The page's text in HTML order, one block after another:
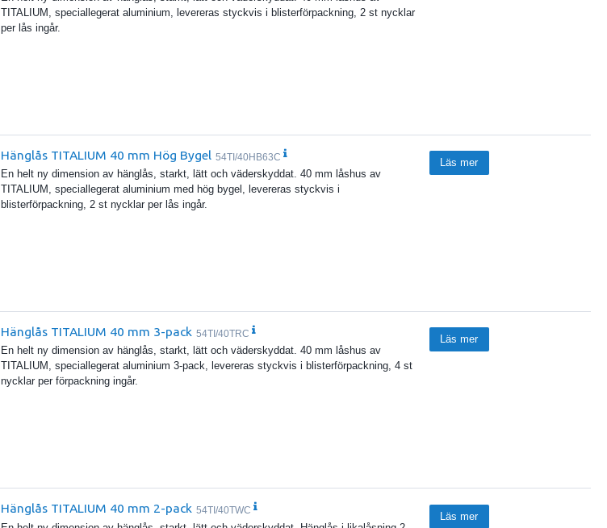
TITALIUM, speciallegerat aluminium, levereras styckvis i blisterförpackning, 2 st nycklar
per lås ingår.
Hänglås TITALIUM 40 mm Hög Bygel 54TI/40HB63C
En helt ny dimension av hänglås, starkt, lätt och väderskyddat. 40 mm låshus av
TITALIUM, speciallegerat aluminium med hög bygel, levereras styckvis i
blisterförpackning, 2 st nycklar per lås ingår.
Läs mer
Hänglås TITALIUM 40 mm 3-pack 54TI/40TRC
En helt ny dimension av hänglås, starkt, lätt och väderskyddat. 40 mm låshus av
TITALIUM, speciallegerat aluminium 3-pack, levereras styckvis i blisterförpackning, 4 st
nycklar per förpackning ingår.
Läs mer
Hänglås TITALIUM 40 mm 2-pack 54TI/40TWC Läs mer